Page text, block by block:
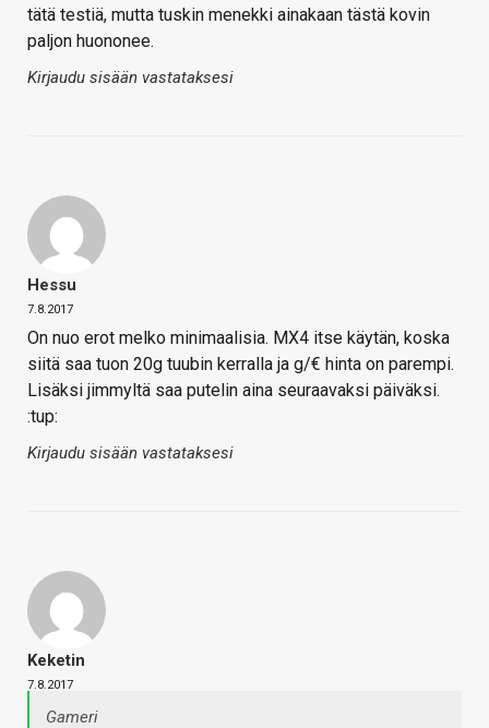
tätä testiä, mutta tuskin menekki ainakaan tästä kovin
paljon huononee.
Kirjaudu sisään vastataksesi
Hessu
7.8.2017
On nuo erot melko minimaalisia. MX4 itse käytän, koska
siitä saa tuon 20g tuubin kerralla ja g/€ hinta on parempi.
Lisäksi jimmyltä saa putelin aina seuraavaksi päiväksi.
:tup:
Kirjaudu sisään vastataksesi
Keketin
7.8.2017
Gameri